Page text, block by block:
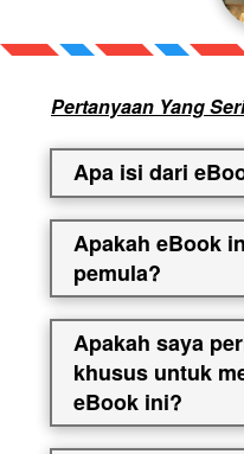
Pertanyaan Yang
Apa isi dari
Apakah eBook
pemula?
Apakah saya
khusus untuk
eBook ini?